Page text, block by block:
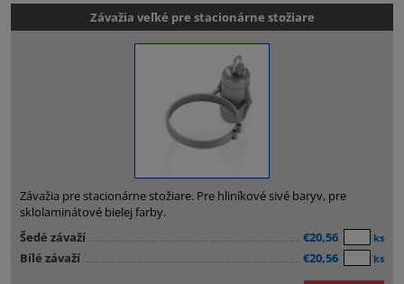
Závažia veľké pre stacionárne stožiare
Závažia pre stacionárne stožiare. Pre hliníkové sivé baryv, pre
sklolaminátové bielej farby.
Šedé závaží
€20,56 ks
Bílé závaží €20,56 ks